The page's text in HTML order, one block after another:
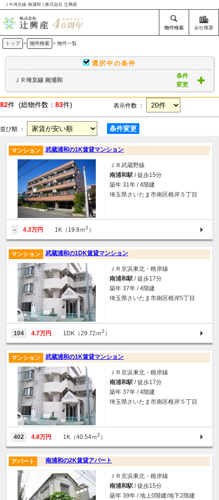
ＪＲ埼京線 南浦和 | 株式会社 辻興産
物件検索 会社概要
トップ > 物件検索 > 物件一覧
選択中の条件
ＪＲ埼京線 南浦和
条件
変更
82件 (総物件数： 83件) 表示件数 ：
並び順 ： 条件変更
武蔵浦和の1K賃貸マンション
マンション
ＪＲ武蔵野線
南浦和駅 / 徒歩15分
築年 31年 / 4階建
埼玉県さいたま市南区根岸５丁目
- 4.3万円 1K（19.8ｍ2 ）
武蔵浦和の1DK賃貸マンション
マンション
ＪＲ京浜東北・根岸線
南浦和駅 / 徒歩17分
築年 37年 / 4階建
埼玉県さいたま市南区根岸5丁目
104 4.7万円 1DK（29.72ｍ2 ）
武蔵浦和の1K賃貸マンション
マンション
ＪＲ京浜東北・根岸線
南浦和駅 / 徒歩17分
築年 37年 / 4階建
埼玉県さいたま市南区根岸５丁目
402 4.8万円 1K（40.54ｍ2 ）
南浦和の2K賃貸アパート
アパート
ＪＲ京浜東北・根岸線
南浦和駅 / 徒歩15分
築年 39年 / 地上0階建/地下2階建